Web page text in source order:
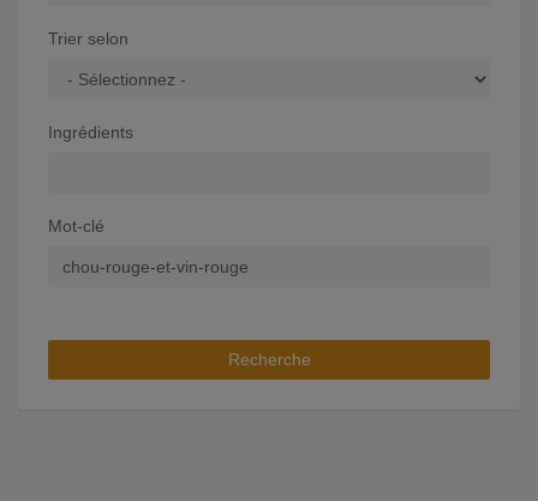
Trier selon
Ingrédients
Mot-clé
Recherche